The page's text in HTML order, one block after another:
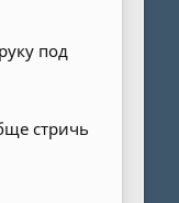
под
стричь